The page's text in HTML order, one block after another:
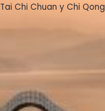
Tai Chi Chuan y Chi Qong